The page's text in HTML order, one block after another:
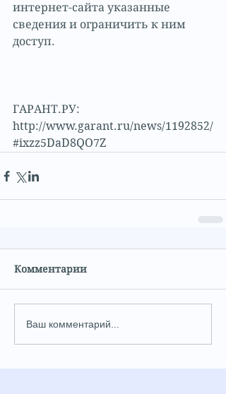
интернет-сайта указанные
сведения и ограничить к ним
доступ.
ГАРАНТ.РУ:
http://www.garant.ru/news/1192852/
#ixzz5DaD8QO7Z
Комментарии
Ваш комментарий...